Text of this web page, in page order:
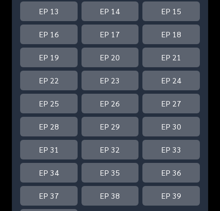
EP 13 EP 14 EP 15
EP 16 EP 17 EP 18
EP 19 EP 20 EP 21
EP 22 EP 23 EP 24
EP 25 EP 26 EP 27
EP 28 EP 29 EP 30
EP 31 EP 32 EP 33
EP 34 EP 35 EP 36
EP 37 EP 38 EP 39